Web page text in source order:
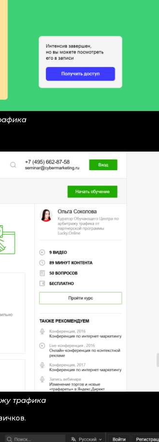
трафика